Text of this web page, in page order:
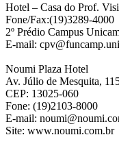
Hotel – Casa do Prof.
Fone/Fax:(19)3289-4000
2º Prédio Campus
E-mail:
Noumi Plaza Hotel
Av. Júlio de Mesquita,
CEP: 13025-060
Fone: (19)2103-8000
E-mail:
Site: www.noumi.com.br